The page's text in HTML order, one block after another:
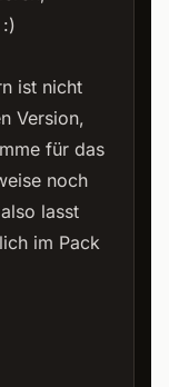
ist nicht
Version,
für das
noch
lasst
im Pack